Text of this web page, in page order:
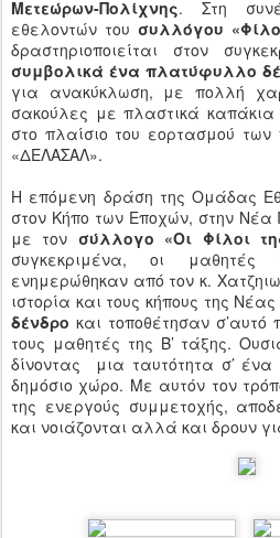
Μετεώρων-Πολίχνης. Στη
εθελοντών του συλλόγου
δραστηριοποιείται στον
συμβολικά ένα πλατύφυλλο
για ανακύκλωση, με πολλή
σακούλες με πλαστικά καπάκια
στο πλαίσιο του εορτασμού των
«ΔΕΛΑΣΑΛ».
Η επόμενη δράση της Ομάδας
στον Κήπο των Εποχών, στην
με τον σύλλογο «Οι Φίλοι
συγκεκριμένα, οι
ενημερώθηκαν από τον κ.
ιστορία και τους κήπους της
δένδρο και τοποθέτησαν
τους μαθητές της Β’ τάξης.
δίνοντας μια ταυτότητα σ’ ένα
δημόσιο χώρο. Με αυτόν τον
της ενεργούς συμμετοχής,
και νοιάζονται αλλά και δρουν